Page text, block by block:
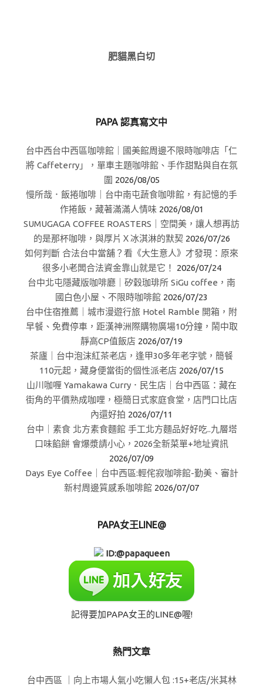
肥貓黑白切
PAPA 認真寫文中
台中西台中西區咖啡館｜國美館周邊不限時咖啡店「仁
將 Caffeterry」，單車主題咖啡館、手作甜點與自在氛
圍 2026/08/05
慢所哉．飯捲咖啡｜台中南屯蔬食咖啡館，有記憶的手
作捲飯，藏著滿滿人情味 2026/08/01
SUMUGAGA COFFEE ROASTERS｜空間美，讓人想再訪
的是那杯咖啡，與厚片Ｘ冰淇淋的默契 2026/07/26
如何判斷 合法台中當舖？看《大生意人》才發現：原來
很多小老闆合法資金靠山就是它！
2026/07/24
台中北屯隱藏版咖啡廳｜矽穀珈琲所 SiGu coffee，南
國白色小屋、不限時咖啡館 2026/07/23
台中住宿推薦｜城市漫遊行旅 Hotel Ramble 開箱，附
早餐、免費停車，距漢神洲際購物廣場10分鐘，鬧中取
靜高CP值飯店 2026/07/19
茶廬｜台中泡沫紅茶老店，逢甲30多年老字號，簡餐
110元起，藏身便當街的個性派老店 2026/07/15
山川咖喱 Yamakawa Curry．民生店｜台中西區：藏在
街角的平價熟成咖哩，極簡日式家庭食堂，店門口比店
內還好拍 2026/07/11
台中｜素食 北方素食麵館 手工北方麵品好好吃..九層塔
口味餡餅 會爆漿請小心，2026全新菜單+地址資訊
2026/07/09
Days Eye Coffee｜台中西區:輕侘寂咖啡館-勤美、審計
新村周邊質感系咖啡館 2026/07/07
PAPA女王LINE@
ID:@papaqueen
記得要加PAPA女王的LINE@喔!
熱門文章
台中西區 ｜向上市場人氣小吃懶人包 :15+老店/米其林